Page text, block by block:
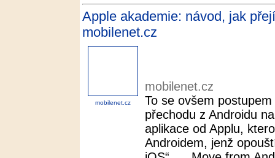
Apple akademie: návod, jak
mobilenet.cz
mobilenet.cz
mobilenet.cz
To se ovšem
přechodu z Androidu
aplikace od Applu,
Androidem, jenž